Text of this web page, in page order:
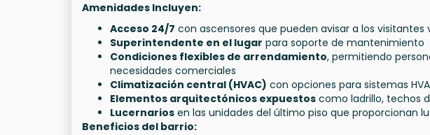
Amenidades Incluyen:
Acceso 24/7 con ascensores que pueden avisar a los
Superintendente en el lugar para soporte de mantenimiento
Condiciones flexibles de arrendamiento, permitiendo
necesidades comerciales
Climatización central (HVAC) con opciones para sistemas
Elementos arquitectónicos expuestos como ladrillo, techos
Lucernarios en las unidades del último piso que proporcionan
Beneficios del barrio: